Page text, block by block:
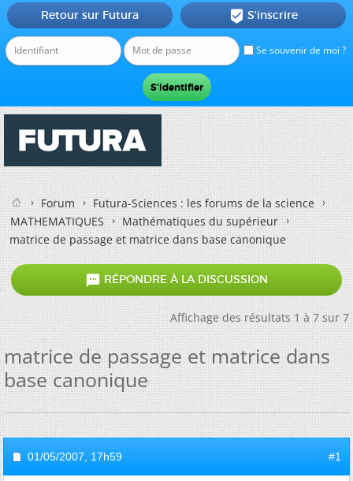
Se souvenir de moi ?
Retour sur Futura  S'inscrire
Forum
Futura-Sciences : les forums de la science
MATHEMATIQUES
Mathématiques du supérieur
matrice de passage et matrice dans base canonique
 RÉPONDRE À LA DISCUSSION
Affichage des résultats 1 à 7 sur 7
matrice de passage et matrice dans
base canonique
01/05/2007, 17h59 #1